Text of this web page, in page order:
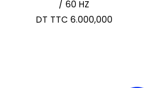
/ 60 HZ
DT TTC 6.000,000